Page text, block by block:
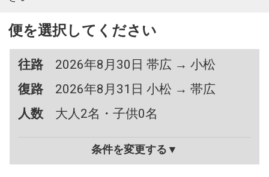
便を選択してください
往路
2026年8月30日 帯広 → 小松
復路
2026年8月31日 小松 → 帯広
人数
大人2名・子供0名
条件を変更する▼